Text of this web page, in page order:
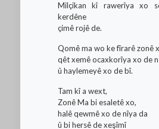
Milçikan kî rawerîya xo
kerdêne
çimê rojê de.
Qomê ma wo ke fîrarê zonê
qêt xemê ocaxkorîya xo de
û haylemeyê xo de bî.
Tam kî a wext,
Zonê Ma bi esaletê xo,
halê qewmê xo de nîya da
û bi hersê de xeşîmî